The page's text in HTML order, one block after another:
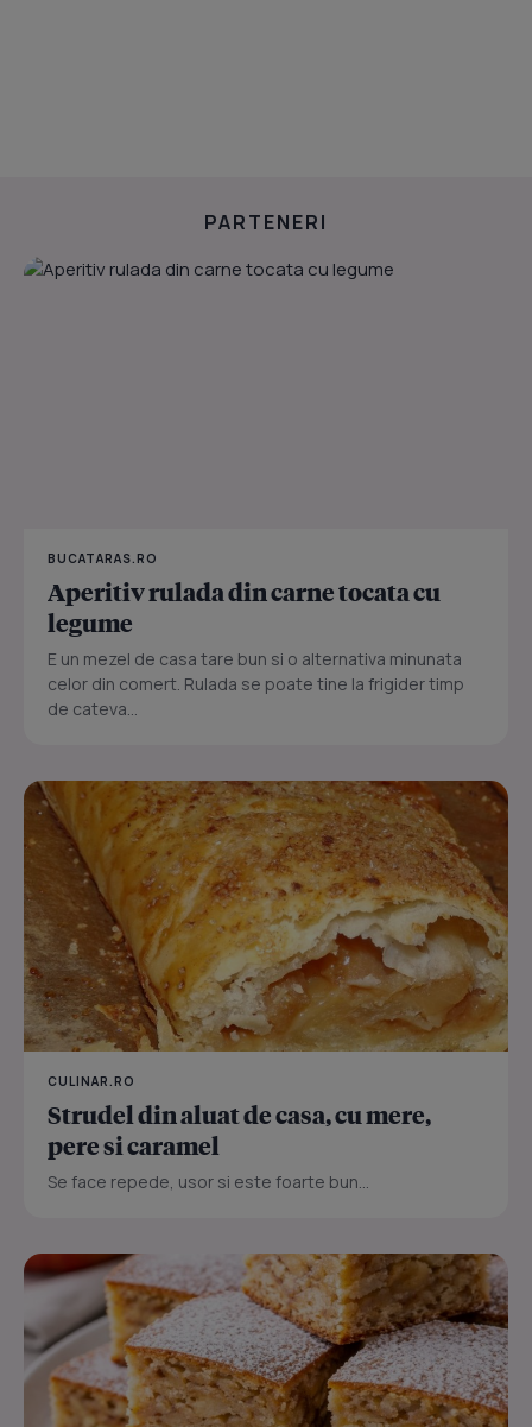
PARTENERI
BUCATARAS.RO
Aperitiv rulada din carne tocata cu
legume
E un mezel de casa tare bun si o alternativa minunata
celor din comert. Rulada se poate tine la frigider timp
de cateva...
CULINAR.RO
Strudel din aluat de casa, cu mere,
pere si caramel
Se face repede, usor si este foarte bun...